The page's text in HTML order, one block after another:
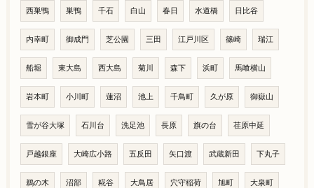
西巣鴨 巣鴨 千石 白山 春日 水道橋 日比谷
内幸町 御成門 芝公園 三田 江戸川区 篠崎 瑞江
船堀 東大島 西大島 菊川 森下 浜町 馬喰横山
岩本町 小川町 蓮沼 池上 千鳥町 久が原 御嶽山
雪が谷大塚 石川台 洗足池 長原 旗の台 荏原中延
戸越銀座 大崎広小路 五反田 矢口渡 武蔵新田 下丸子
鵜の木 沼部 糀谷 大鳥居 穴守稲荷 旭町 大泉町